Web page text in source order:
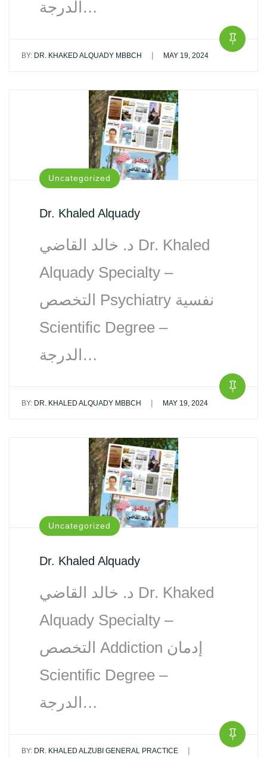
الدرجة…
BY: DR. KHAKED ALQUADY MBBCH | MAY 19, 2024
Uncategorized
Dr. Khaled Alquady
د. خالد القاضي Dr. Khaled
Alquady Specialty –
التخصص Psychiatry نفسية‏
Scientific Degree –
الدرجة…
BY: DR. KHALED ALQUADY MBBCH | MAY 19, 2024
Uncategorized
Dr. Khaled Alquady
د. خالد القاضي Dr. Khaked
Alquady Specialty –
التخصص Addiction إدمان‏
Scientific Degree –
الدرجة…
BY: DR. KHALED ALZUBI GENERAL PRACTICE |